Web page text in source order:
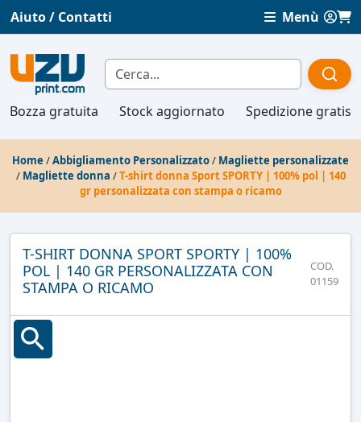
Aiuto / Contatti Menù
Bozza gratuita Stock aggiornato Spedizione gratis
Home /Abbigliamento Personalizzato/ Magliette personalizzate
/ Magliette donna /T-shirt donna Sport SPORTY | 100% pol | 140
gr personalizzata con stampa o ricamo
T-SHIRT DONNA SPORT SPORTY | 100%
POL | 140 GR PERSONALIZZATA CON
STAMPA O RICAMO
COD.
01159